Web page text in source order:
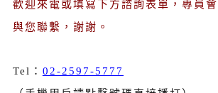
歡迎來電或填寫下方諮詢表單，專員
與您聯繫，謝謝。
Tel： 02-2597-5777